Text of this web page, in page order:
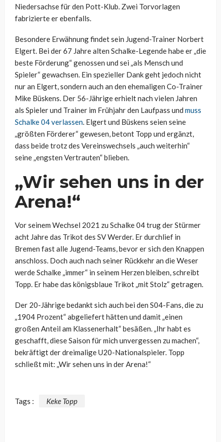
Niedersachse für den Pott-Klub. Zwei Torvorlagen
fabrizierte er ebenfalls.
Besondere Erwähnung findet sein Jugend-Trainer Norbert
Elgert. Bei der 67 Jahre alten Schalke-Legende habe er „die
beste Förderung“ genossen und sei „als Mensch und
Spieler“ gewachsen. Ein spezieller Dank geht jedoch nicht
nur an Elgert, sondern auch an den ehemaligen Co-Trainer
Mike Büskens. Der 56-Jährige erhielt nach vielen Jahren
als Spieler und Trainer im Frühjahr den Laufpass und muss
Schalke 04 verlassen. Elgert und Büskens seien seine
„größten Förderer“ gewesen, betont Topp und ergänzt,
dass beide trotz des Vereinswechsels „auch weiterhin“
seine „engsten Vertrauten“ blieben.
„Wir sehen uns in der
Arena!“
Vor seinem Wechsel 2021 zu Schalke 04 trug der Stürmer
acht Jahre das Trikot des SV Werder. Er durchlief in
Bremen fast alle Jugend-Teams, bevor er sich den Knappen
anschloss. Doch auch nach seiner Rückkehr an die Weser
werde Schalke „immer“ in seinem Herzen bleiben, schreibt
Topp. Er habe das königsblaue Trikot „mit Stolz“ getragen.
Der 20-Jährige bedankt sich auch bei den S04-Fans, die zu
„1904 Prozent“ abgeliefert hätten und damit „einen
großen Anteil am Klassenerhalt“ besäßen. „Ihr habt es
geschafft, diese Saison für mich unvergessen zu machen“,
bekräftigt der dreimalige U20-Nationalspieler. Topp
schließt mit: „Wir sehen uns in der Arena!“
Tags : Keke Topp